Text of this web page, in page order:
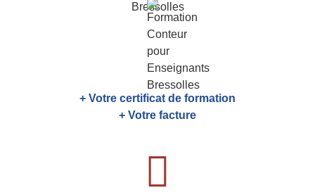
+ Votre certificat de formation
+ Votre facture